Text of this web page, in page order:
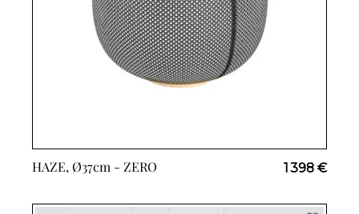
HAZE, Ø37cm - ZERO 1 398 €